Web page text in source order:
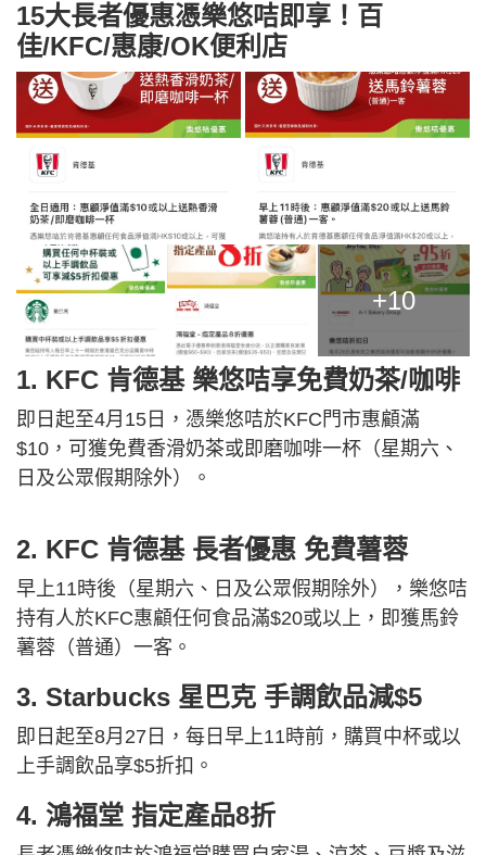
15大長者優惠憑樂悠咭即享！百
佳/KFC/惠康/OK便利店
+10
1. KFC 肯德基 樂悠咭享免費奶茶/咖啡
即日起至4月15日，憑樂悠咭於KFC門市惠顧滿
$10，可獲免費香滑奶茶或即磨咖啡一杯（星期六、
日及公眾假期除外）。
2. KFC 肯德基 長者優惠 免費薯蓉
早上11時後（星期六、日及公眾假期除外），樂悠咭
持有人於KFC惠顧任何食品滿$20或以上，即獲馬鈴
薯蓉（普通）一客。
3. Starbucks 星巴克 手調飲品減$5
即日起至8月27日，每日早上11時前，購買中杯或以
上手調飲品享$5折扣。
4. 鴻福堂 指定產品8折